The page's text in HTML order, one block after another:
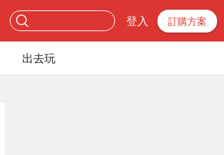
登入 訂購方案
出去玩